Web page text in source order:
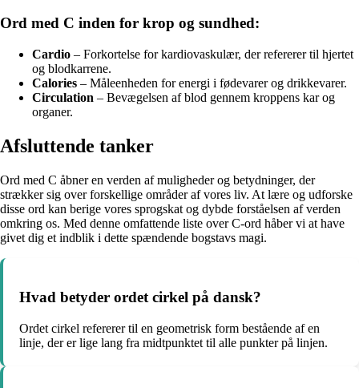
Ord med C inden for krop og sundhed:
Cardio – Forkortelse for kardiovaskulær, der refererer til hjertet
og blodkarrene.
Calories – Måleenheden for energi i fødevarer og drikkevarer.
Circulation – Bevægelsen af blod gennem kroppens kar og
organer.
Afsluttende tanker
Ord med C åbner en verden af muligheder og betydninger, der
strækker sig over forskellige områder af vores liv. At lære og udforske
disse ord kan berige vores sprogskat og dybde forståelsen af verden
omkring os. Med denne omfattende liste over C-ord håber vi at have
givet dig et indblik i dette spændende bogstavs magi.
Hvad betyder ordet cirkel på dansk?
Ordet cirkel refererer til en geometrisk form bestående af en
linje, der er lige lang fra midtpunktet til alle punkter på linjen.